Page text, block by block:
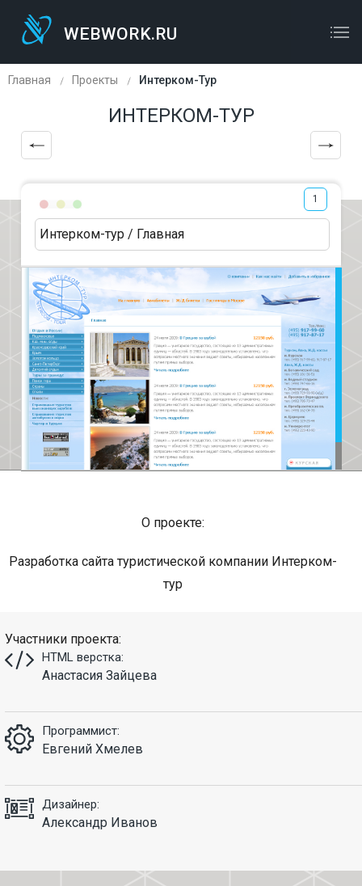
WEBWORK.RU
Главная Проекты Интерком-Тур
ИНТЕРКОМ-ТУР
1
Интерком-тур / Главная
О проекте:
Разработка сайта туристической компании Интерком-
тур
Участники проекта:
HTML верстка:
Анастасия Зайцева
Программист:
Евгений Хмелев
Дизайнер:
Александр Иванов